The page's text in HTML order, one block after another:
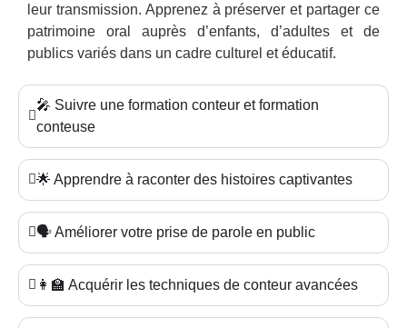
leur transmission. Apprenez à préserver et partager ce
patrimoine oral auprès d’enfants, d’adultes et de
publics variés dans un cadre culturel et éducatif.
🎤 Suivre une formation conteur et formation
conteuse
🌟 Apprendre à raconter des histoires captivantes
🗣️ Améliorer votre prise de parole en public
👩‍🏫 Acquérir les techniques de conteur avancées